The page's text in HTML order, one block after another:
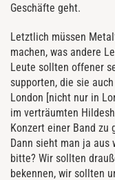
Geschäfte geht.
Letztlich müssen
machen, was andere
Leute sollten offener
supporten, die sie
London [nicht nur in
im verträumten
Konzert einer Band zu
Dann sieht man ja aus
bitte? Wir sollten
bekennen, wir sollten